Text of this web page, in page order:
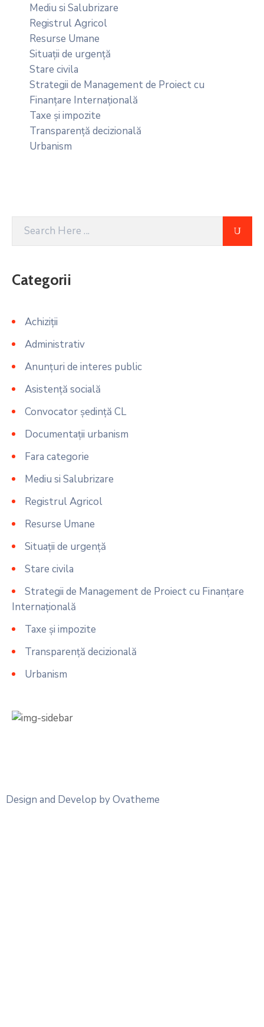
Mediu si Salubrizare
Registrul Agricol
Resurse Umane
Situații de urgență
Stare civila
Strategii de Management de Proiect cu
Finanțare Internațională
Taxe și impozite
Transparență decizională
Urbanism
Categorii
Achiziții
Administrativ
Anunțuri de interes public
Asistență socială
Convocator ședință CL
Documentații urbanism
Fara categorie
Mediu si Salubrizare
Registrul Agricol
Resurse Umane
Situații de urgență
Stare civila
Strategii de Management de Proiect cu Finanțare
Internațională
Taxe și impozite
Transparență decizională
Urbanism
Design and Develop by Ovatheme